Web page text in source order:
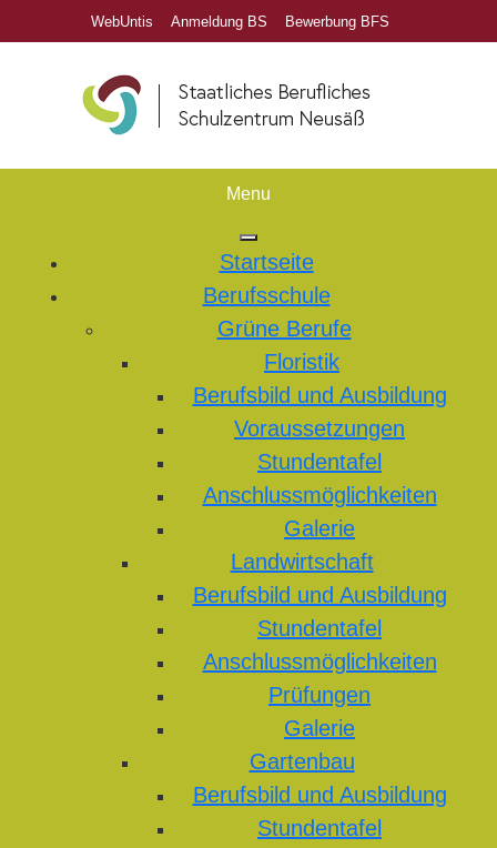
WebUntis Anmeldung BS Bewerbung BFS
Menu
Startseite
Berufsschule
Grüne Berufe
Floristik
Berufsbild und Ausbildung
Voraussetzungen
Stundentafel
Anschlussmöglichkeiten
Galerie
Landwirtschaft
Berufsbild und Ausbildung
Stundentafel
Anschlussmöglichkeiten
Prüfungen
Galerie
Gartenbau
Berufsbild und Ausbildung
Stundentafel